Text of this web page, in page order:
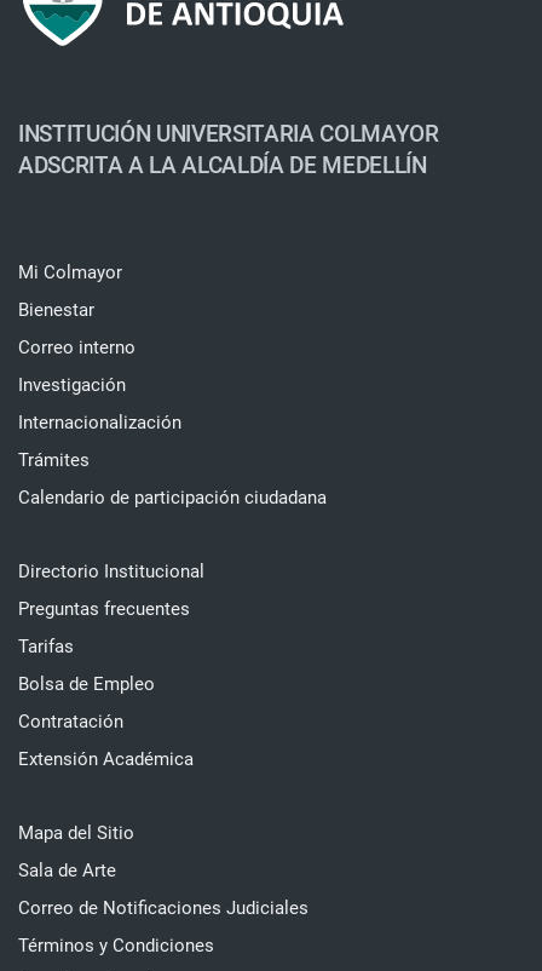
INSTITUCIÓN UNIVERSITARIA COLMAYOR
ADSCRITA A LA ALCALDÍA DE MEDELLÍN
Mi Colmayor
Bienestar
Correo interno
Investigación
Internacionalización
Trámites
Calendario de participación ciudadana
Directorio Institucional
Preguntas frecuentes
Tarifas
Bolsa de Empleo
Contratación
Extensión Académica
Mapa del Sitio
Sala de Arte
Correo de Notificaciones Judiciales
Términos y Condiciones